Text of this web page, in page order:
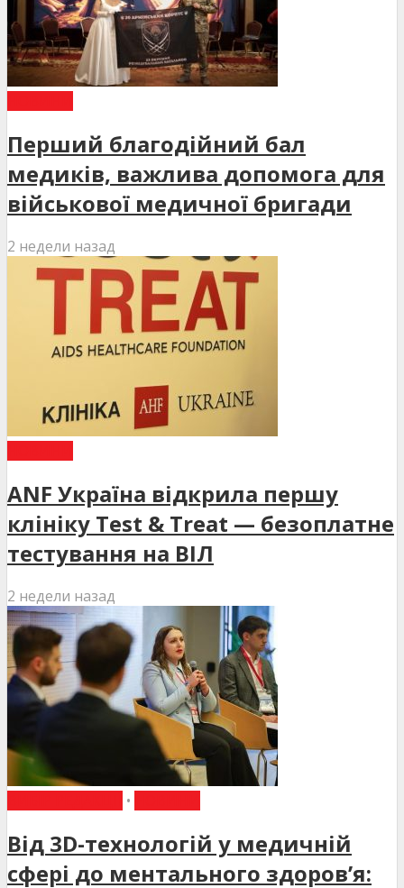
Перший благодійний бал
медиків, важлива допомога для
військової медичної бригади
2 недели назад
ANF Україна відкрила першу
клініку Test & Treat — безоплатне
тестування на ВІЛ
2 недели назад
•
Від 3D-технологій у медичній
сфері до ментального здоров’я: